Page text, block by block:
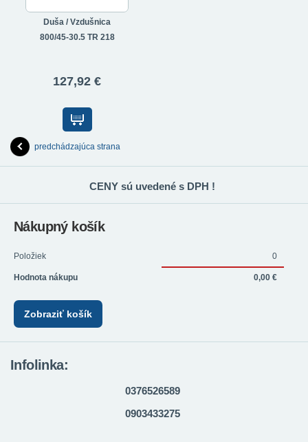
Duša / Vzdušnica
800/45-30.5 TR 218
127,92 €
predchádzajúca strana
CENY sú uvedené s DPH !
Nákupný košík
Položiek 0
Hodnota nákupu 0,00 €
Zobraziť košík
Infolinka:
0376526589
0903433275